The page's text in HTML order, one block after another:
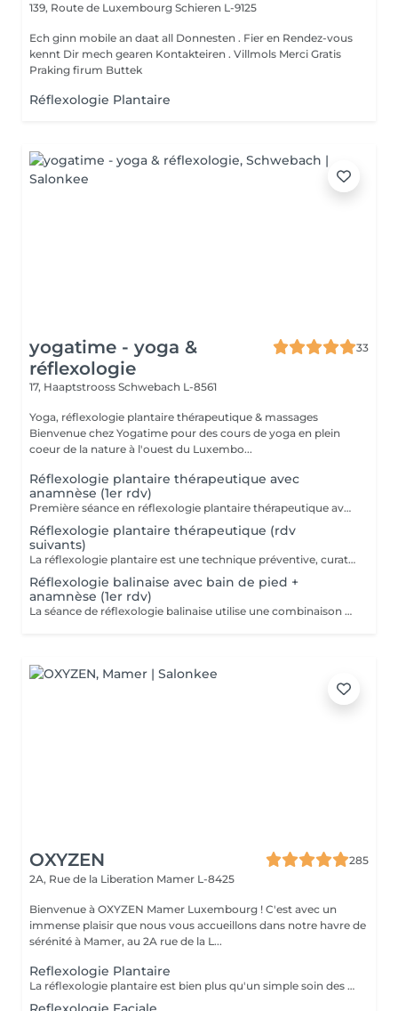
139, Route de Luxembourg Schieren L-9125
Ech ginn mobile an daat all Donnesten . Fier en Rendez-vous
kennt Dir mech gearen Kontakteiren . Villmols Merci Gratis
Praking firum Buttek
Réflexologie Plantaire
yogatime - yoga &
réflexologie
33
17, Haaptstrooss Schwebach L-8561
Yoga, réflexologie plantaire thérapeutique & massages
Bienvenue chez Yogatime pour des cours de yoga en plein
coeur de la nature à l'ouest du Luxembo...
Réflexologie plantaire thérapeutique avec
anamnèse (1er rdv)
Première séance en réflexologie plantaire thérapeutique avec anamnèse approfondie. La réflexologie plantaire est une technique préventive, curative et manuelle. Cette technique millénaire non-invasive utilise les ressources naturelles de l'organisme et est reconnue par l'OMS (Organisation Mondiale de la Santé) comme une pratique de santé de soins complémentaires. Contre-indications: mycose ou blessure au pied.
Réflexologie plantaire thérapeutique (rdv
suivants)
La réflexologie plantaire est une technique préventive, curative et manuelle. Cette technique millénaire non-invasive utilise les ressources naturelles de l'organisme et est reconnue par l'OMS (Organisation Mondiale de la Santé) comme une pratique de santé de soins complémentaires. Contre-indications: mycose ou blessure au pied.
Réflexologie balinaise avec bain de pied +
anamnèse (1er rdv)
La séance de réflexologie balinaise utilise une combinaison de pressions profondes, de mouvements de pétrissage, de tapotements et d'étirements doux pour détendre le corps. Les points de pression utilisés en réflexologie balinaise sont liés à des points d'acupuncture sur les méridiens de la médecine traditionnelle chinoise. La stimulation de ces points peut aider à libérer des blocages énergétiques et à rétablir l'équilibre du corps. Cette séance nous plonge dans la culture balinaise avec ses petits rituels comme l'utilisation du bain de pieds, d'encens ou d'huiles essentielles qui contribuent à créer une atmosphère sacrée et à renforcer l'expérience d'harmonie de l'organisme. La réflexologie balinaise est accessible à tous. Doux et tonique à la fois, il est dans le monde du massage celui qui enveloppe de relaxation les plus hésitants car il offre une très large variété de mouvements. La réflexologie balinaise peut se substituer à la réflexologie plantaire traditionnelle pour apporter un soin d'horizon différent ou un point de départ à tout traitement de réflexologie plantaire de type occidentale. *** La réflexologie balinaise inclut le massage des mollets. Veuillez porter un vêtement ample que vous pourrez remonter aisément jusqu'au genoux *** Bienfaits : - Soutenir et booster le principe d'auto-régulation de l'organisme - Apaisement du système nerveux, massage de détente profonde - Réduction du stress et de l'anxiété - Amélioration de la circulation sanguine - Soulagement des douleurs - Amélioration du sommeil - Soulagement des maux de tête - Amélioration des troubles digestifs - Renforcement du système immunitaire ... Contre-indications : - Fièvre, phase aigüe de maladie - Fracture, foulure, coupure, brûlure ou autre blessure du pied, ongle incarné, mycose - Durant le premier mois de grossesse
OXYZEN
285
2A, Rue de la Liberation Mamer L-8425
Bienvenue à OXYZEN Mamer Luxembourg ! C'est avec un
immense plaisir que nous vous accueillons dans notre havre de
sérénité à Mamer, au 2A rue de la L...
Reflexologie Plantaire
La réflexologie plantaire est bien plus qu'un simple soin des pieds, c'est une véritable source de bien-être qui vous amène à un état de profonde relaxation. Cette technique apaisante a le pouvoir de diminuer le stress, les insomnies, les migraines, ainsi que les douleurs musculaires ou articulaires, y compris les maux de dos. Elle favorise la détente et la décontraction à la fois musculaire et mentale. Nos séances de réflexologie plantaire ont été soigneusement conçues pour vous offrir un véritable moment de détente, où chaque pression sur les points réflexes de vos pieds procure un apaisement profond. Vous vous sentirez revitalisé(e), libéré(e) des tensions, et prêt(e) à affronter le quotidien avec sérénité. Réservez dès maintenant votre séance de réflexologie plantaire et découvrez les bienfaits exceptionnels de cette technique ancestrale. Note : La réflexologie plantaire peut être une excellente option pour soulager de nombreux maux liés au stress, mais elle est déconseillée aux femmes enceintes. Chez OXYZEN, nous sommes déterminés à vous offrir une expérience de bien-être complète grâce à nos diverses techniques de relaxation. Idéal également comme idée cadeau originale, pour surprendre et faire plaisir. Pour en savoir plus et découvrir l'ensemble de nos prestations, cliquez ici : https://www.oxyzen.lu Avertissement : Nos soins sont dédiés au bien-être et à la relaxation. Ils ne remplacent pas un suivi médical et ne relèvent pas de la kinésithérapie.